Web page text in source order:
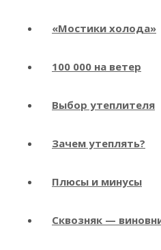
«Мостики холода»
100 000 на ветер
Выбор утеплителя
Зачем утеплять?
Плюсы и минусы
Сквозняк —